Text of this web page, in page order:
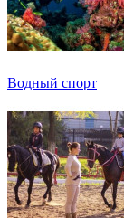
Водный спорт